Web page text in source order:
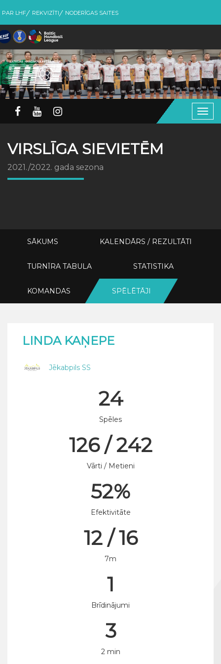
PAR LHF REKVIZĪTI NODERĪGAS SAITES
VIRSLĪGA SIEVIETĒM
2021./2022. gada sezona
SĀKUMS KALENDĀRS / REZULTĀTI
TURNĪRA TABULA STATISTIKA
KOMANDAS SPĒLĒTĀJI
LINDA KAŅEPE
Jēkabpils SS
24
Spēles
126 / 242
Vārti / Metieni
52%
Efektivitāte
12 / 16
7m
1
Brīdinājumi
3
2 min